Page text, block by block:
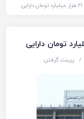
/ پرینت گرفتن